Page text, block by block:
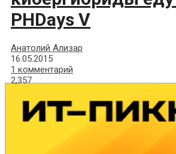
PHDays V
Анатолий Ализар
16.05.2015
1 комментарий
2,357